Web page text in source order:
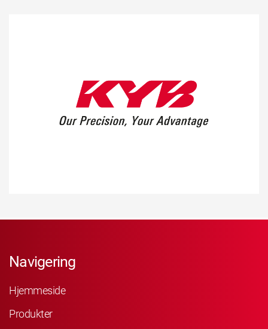
Navigering
Hjemmeside
Produkter